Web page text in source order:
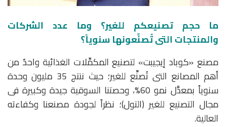
ما حجم تصنيعكم للغير؟ وما عدد الشركات
والمنتجات التى تُصنِّعونها سنوياً؟
مصنع «كوباد إيجيبت» لتصنيع المكمِّلات الغذائية واحدٌ من
أهم المصانع التى تُصنِّع للغير؛ حيث ننتج 35 مليون وحدة
سنوياً بمعدَّل نمو 60%، وحصتنا السوقية جيدة وكبيرة فى
مجال التصنيع للغير (التول)؛ نظراً لجودة مصنعنا وكفاءته
العالية.